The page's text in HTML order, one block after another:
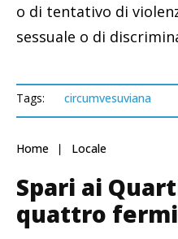
o di tentativo di
sessuale o di
Tags: circumvesuviana
Home Locale
Spari ai
quattro